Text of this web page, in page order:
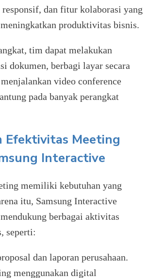
dan fitur kolaborasi yang
produktivitas bisnis.
tim dapat melakukan
dokumen, berbagi layar secara
video conference
pada banyak perangkat
Efektivitas Meeting
Interactive
memiliki kebutuhan yang
itu, Samsung Interactive
berbagai aktivitas
seperti:
dan laporan perusahaan.
menggunakan digital